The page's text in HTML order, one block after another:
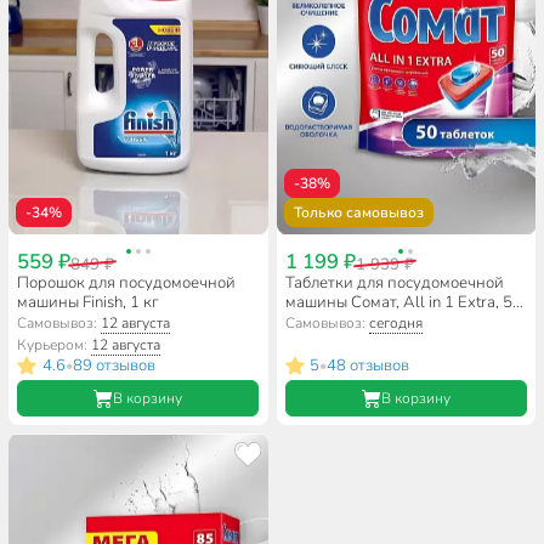
-34%
559 ₽849 ₽
Порошок для посудомоечной
машины Finish, 1 кг
Самовывоз: 12 августа
Курьером: 12 августа
4.6•89 отзывов
В корзину
-38%
Только самовывоз
1 199 ₽1 939 ₽
Таблетки для посудомоечной
машины Сомат, All in 1 Extra, 50
шт, 0.9 кг
Самовывоз: сегодня
5•48 отзывов
В корзину